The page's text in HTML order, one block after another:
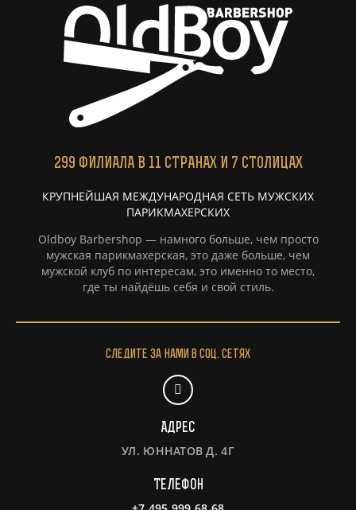
299 ФИЛИАЛАВ 11 СТРАНАХ И 7 СТОЛИЦАХ
КРУПНЕЙШАЯ МЕЖДУНАРОДНАЯ СЕТЬ МУЖСКИХ
ПАРИКМАХЕРСКИХ
Oldboy Barbershop — намного больше, чем просто
мужская парикмахерская, это даже больше, чем
мужской клуб по интересам, это именно то место,
где ты найдёшь себя и свой стиль.
Следите за нами в соц. сетях
Адрес
УЛ. ЮННАТОВ Д. 4Г
Телефон